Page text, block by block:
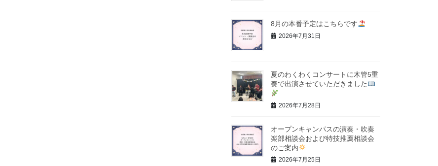
8月の本番予定はこちらです
2026年7月31日
夏のわくわくコンサートに木管5重
奏で出演させていただきました
2026年7月28日
オープンキャンパスの演奏・吹奏
楽部相談会および特技推薦相談会
のご案内
2026年7月25日